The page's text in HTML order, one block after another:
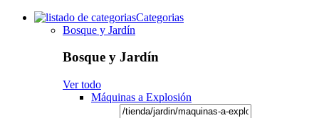
Categorias
Bosque y Jardín
Bosque y Jardín
Ver todo
Máquinas a Explosión